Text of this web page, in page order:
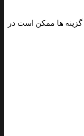
ها ممکن است در